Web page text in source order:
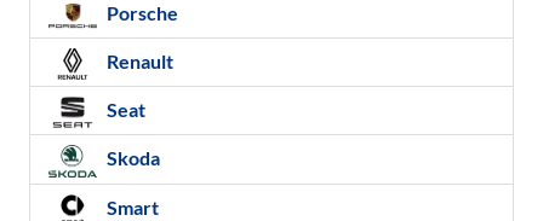
Porsche
Renault
Seat
Skoda
Smart